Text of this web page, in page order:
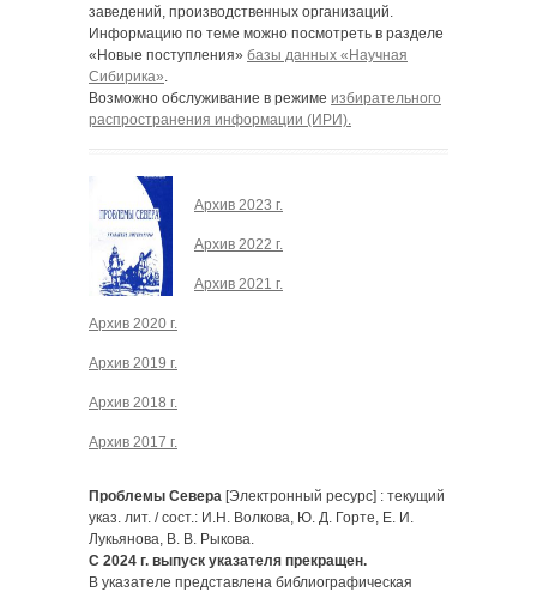
заведений, производственных организаций.
Информацию по теме можно посмотреть в разделе
«Новые поступления» базы данных «Научная
Сибирика».
Возможно обслуживание в режиме избирательного
распространения информации (ИРИ).
Архив 2023 г.
Архив 2022 г.
Архив 2021 г.
Архив 2020 г.
Архив 2019 г.
Архив 2018 г.
Архив 2017 г.
Проблемы Севера [Электронный ресурс] : текущий
указ. лит. / сост.: И.Н. Волкова, Ю. Д. Горте, Е. И.
Лукьянова, В. В. Рыкова.
С 2024 г. выпуск указателя прекращен.
В указателе представлена библиографическая